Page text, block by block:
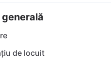
pe jos, chiar și plajele
să faceți o excursie și
impresionant, pe care
de locuit